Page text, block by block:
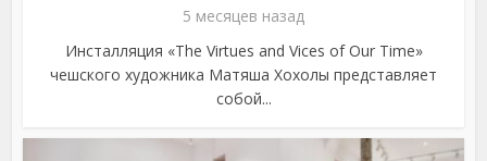
5 месяцев назад
Инсталляция «The Virtues and Vices of Our Time»
чешского художника Матяша Хохолы представляет
собой...